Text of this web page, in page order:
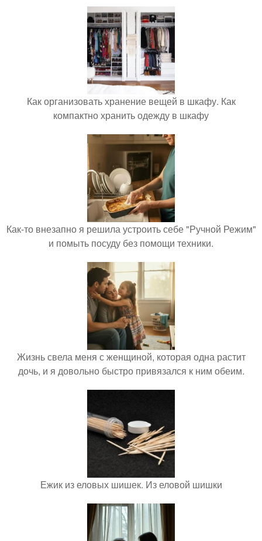
Как организовать хранение вещей в шкафу. Как
компактно хранить одежду в шкафу
Как-то внезапно я решила устроить себе "Ручной Режим"
и помыть посуду без помощи техники.
Жизнь свела меня с женщиной, которая одна растит
дочь, и я довольно быстро привязался к ним обеим.
Ежик из еловых шишек. Из еловой шишки